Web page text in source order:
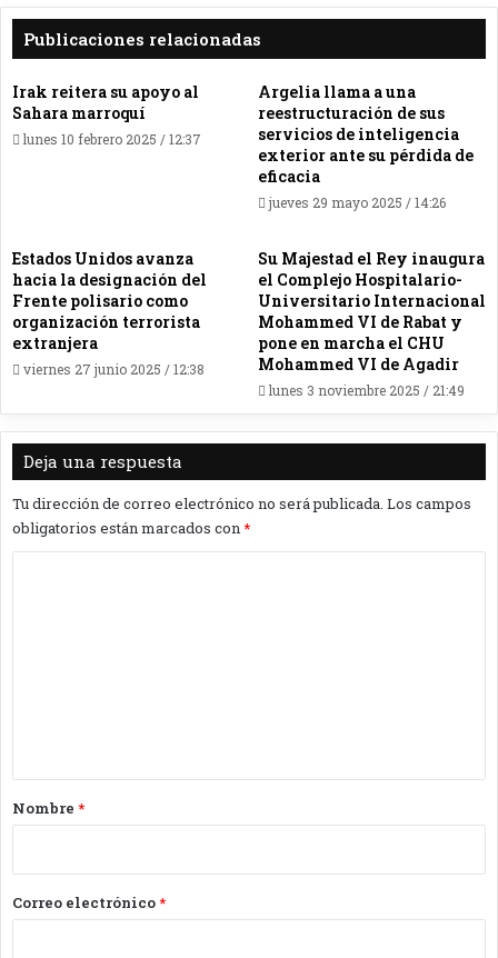
Publicaciones relacionadas
Irak reitera su apoyo al
Sahara marroquí
lunes 10 febrero 2025 / 12:37
Argelia llama a una
reestructuración de sus
servicios de inteligencia
exterior ante su pérdida de
eficacia
jueves 29 mayo 2025 / 14:26
Estados Unidos avanza
hacia la designación del
Frente polisario como
organización terrorista
extranjera
viernes 27 junio 2025 / 12:38
Su Majestad el Rey inaugura
el Complejo Hospitalario-
Universitario Internacional
Mohammed VI de Rabat y
pone en marcha el CHU
Mohammed VI de Agadir
lunes 3 noviembre 2025 / 21:49
Deja una respuesta
Tu dirección de correo electrónico no será publicada. Los campos
obligatorios están marcados con*
r
*
Nombre *
Correo electrónico*